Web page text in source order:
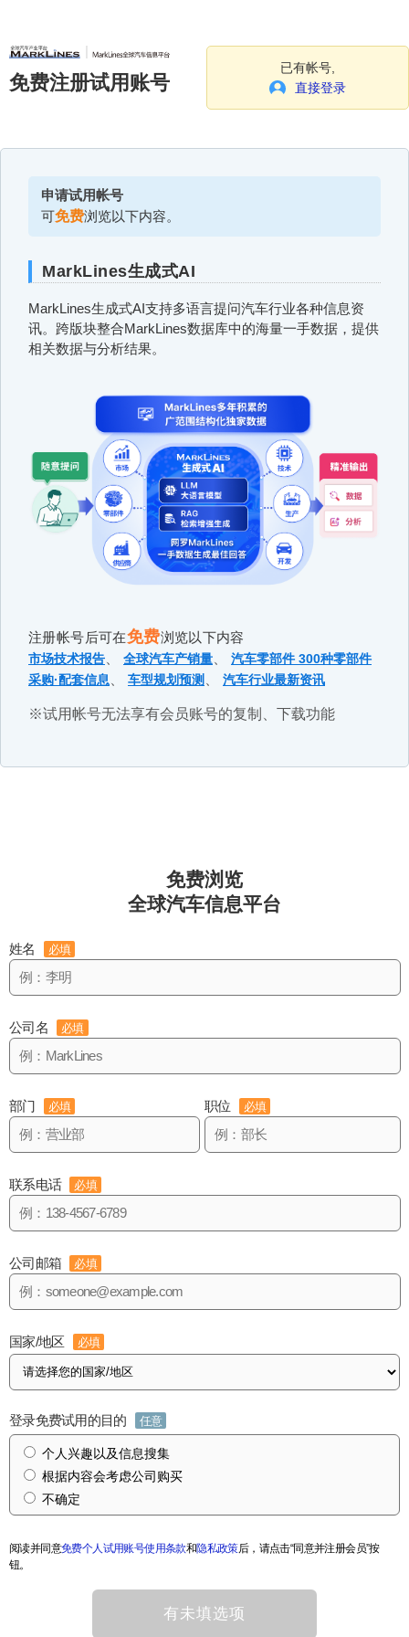
免费注册试用账号
已有帐号,
直接登录
申请试用帐号
可免费浏览以下内容。
MarkLines生成式AI
MarkLines生成式AI支持多语言提问汽车行业各种信息资
讯。跨版块整合MarkLines数据库中的海量一手数据，提供
相关数据与分析结果。
注册帐号后可在免费浏览以下内容
市场技术报告 全球汽车产销量
汽车零部件 300种零部件
采购·配套信息
车型规划预测 汽车行业最新资讯
※试用帐号无法享有会员账号的复制、下载功能
免费浏览
全球汽车信息平台
姓名 必填
公司名 必填
部门 必填 职位 必填
联系电话 必填
公司邮箱 必填
国家/地区 必填
登录免费试用的目的 任意
个人兴趣以及信息搜集
根据内容会考虑公司购买
不确定
阅读并同意免费个人试用账号使用条款和隐私政策后，请点击“同意并注册会员”按
钮。